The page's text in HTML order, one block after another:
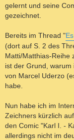
gelernt und seine
gezeichnet.
Bereits im Thread "
(dort auf S. 2 des
Matti/Matthias-Reihe
ist der Grund,
von Marcel Uderzo
habe.
Nun habe ich im
Zeichners kürzlich
den Comic "Karl I. -
allerdings nicht im